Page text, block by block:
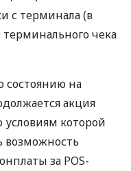
с терминала (в
чека
состоянию на
акция
условиям которой
возможность
за POS-